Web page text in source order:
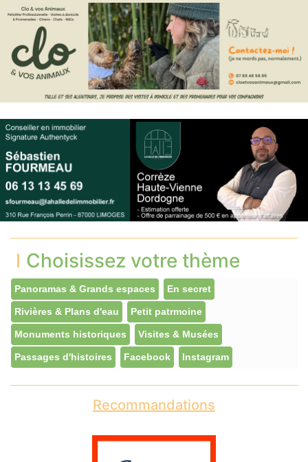
Choisissez votre thème
Panoramas & Grands espaces En secret
Rivières & Plans d'eau Petit patrmoine
Monuments historiques Visites & Musées
Passages d'histoires Facebook Instagram
Recommandations